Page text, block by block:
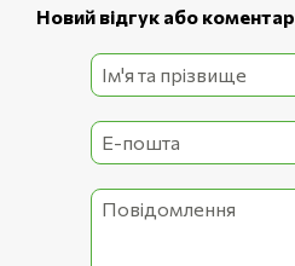
Тип
Підходить для
Максимальний тиск
Макс. температура води
Новий відгук або коментар